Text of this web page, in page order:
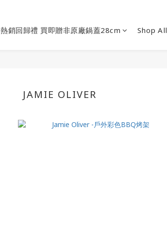
熱銷回歸禮 買即贈非原廠鍋蓋28cm Shop All
JAMIE OLIVER